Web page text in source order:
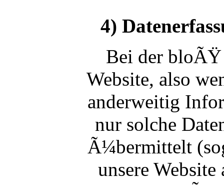
4)
Bei der
Website, also
anderweitig
nur solche
Ã¼bermittelt
unsere